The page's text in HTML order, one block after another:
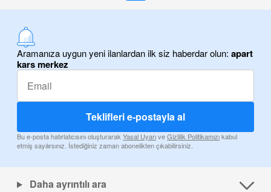
Aramanıza uygun yeni ilanlardan ilk siz haberdar olun: apart
kars merkez
Teklifleri e-postayla al
Bu e-posta hatırlatıcısını oluşturarakYasal UyarıveGizlilik Politikamızıkabul
etmiş sayılırsınız. İstediğiniz zaman abonelikten çıkabilirsiniz.
Daha ayrıntılı ara